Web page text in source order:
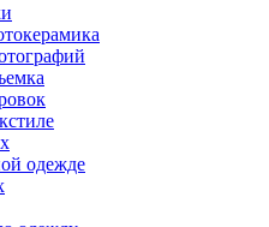
одежде